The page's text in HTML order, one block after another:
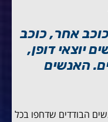
אחר, כוכב
יוצאי דופן,
האנשים
הבודדים שדחפו בכל